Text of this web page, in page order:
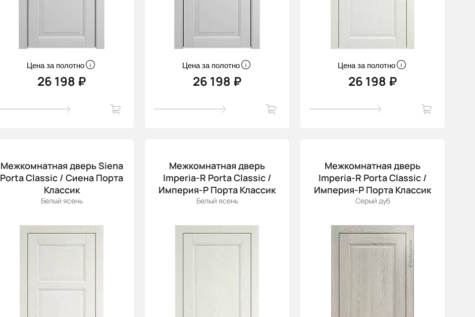
Цена за полотно
26 198 ₽
Цена за полотно
26 198 ₽
Цена за полотно
26 198 ₽
Межкомнатная дверь Siena
Porta Classic / Сиена Порта
Классик
Белый ясень
Межкомнатная дверь
Imperia-R Porta Classic /
Империя-Р Порта Классик
Белый ясень
Межкомнатная дверь
Imperia-R Porta Classic /
Империя-Р Порта Классик
Серый дуб